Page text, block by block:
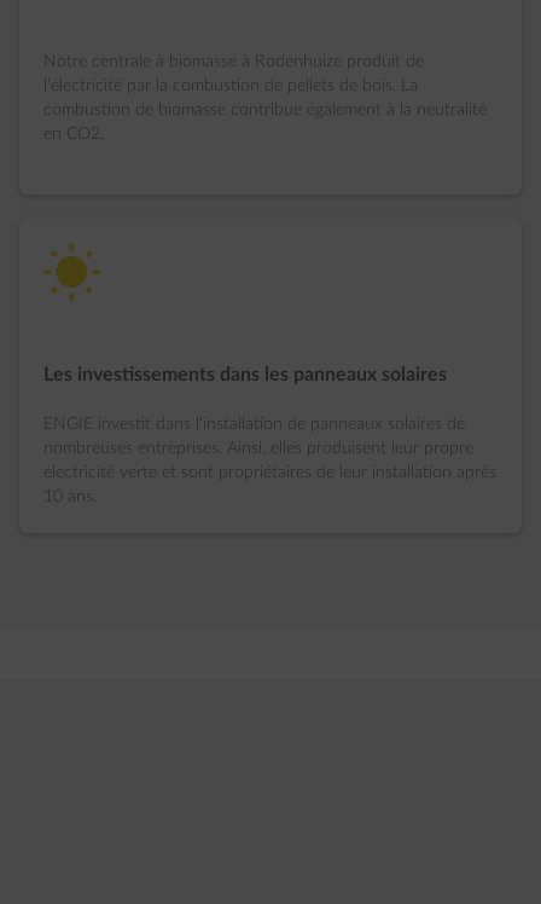
Notre centrale à biomasse à Rodenhuize produit de
l’électricité par la combustion de pellets de bois. La
combustion de biomasse contribue également à la neutralité
en CO2.
solar-energy
Les investissements dans les panneaux solaires
ENGIE investit dans l'installation de panneaux solaires de
nombreuses entreprises. Ainsi, elles produisent leur propre
électricité verte et sont propriétaires de leur installation après
10 ans.